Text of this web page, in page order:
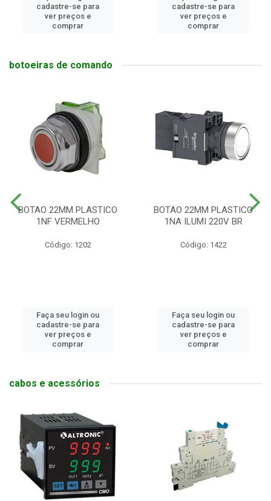
cadastre-se para
ver preços e
comprar
cadastre-se para
ver preços e
comprar
botoeiras de comando
BOTAO 22MM PLASTICO
1NF VERMELHO
Código: 1202
Faça seu login ou
cadastre-se para
ver preços e
comprar
BOTAO 22MM PLASTICO
1NA ILUMI 220V BR
Código: 1422
Faça seu login ou
cadastre-se para
ver preços e
comprar
cabos e acessórios